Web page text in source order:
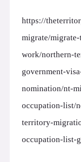
https://
migrate/
work/northern-
government-
nomination/nt-
occupation-list/
territory-
occupation-list-